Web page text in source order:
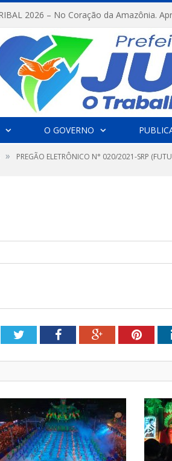
O GOVERNO
» PREGÃO ELETRÔNICO N° 020/2021-SRP
TwitterFacebookGoogle+